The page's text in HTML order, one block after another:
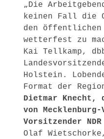
„Die
keinen Fall die
den öffentlichen
wetterfest zu
Kai Tellkamp,
Holstein.
Format der
Dietmar Knecht,
von Mecklenburg-
Vorsitzender
Olaf Wietschorke,